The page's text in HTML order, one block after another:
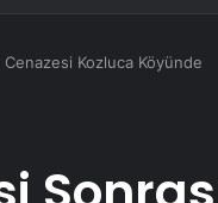
Cenazesi Kozluca Köyünde